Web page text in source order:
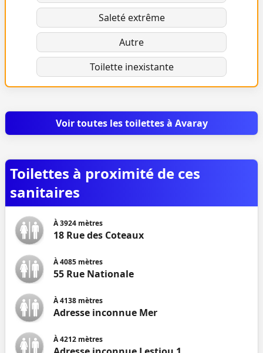
Saleté extrême
Autre
Toilette inexistante
Voir toutes les toilettes à Avaray
Toilettes à proximité de ces
sanitaires
À3924 mètres
18 Rue des Coteaux
À4085 mètres
55 Rue Nationale
À4138 mètres
Adresse inconnue Mer
À4212 mètres